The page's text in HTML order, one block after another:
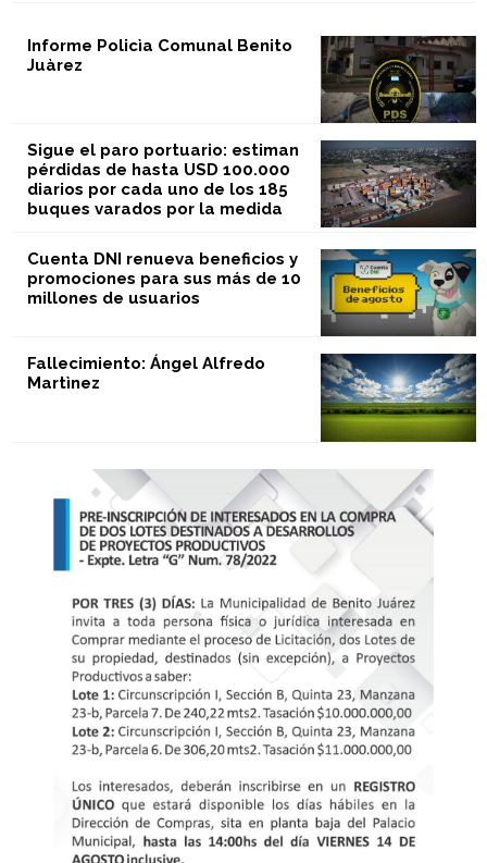
Informe Policìa Comunal Benito
Juàrez
Sigue el paro portuario: estiman
pérdidas de hasta USD 100.000
diarios por cada uno de los 185
buques varados por la medida
Cuenta DNI renueva beneficios y
promociones para sus más de 10
millones de usuarios
Fallecimiento: Ángel Alfredo
Martìnez